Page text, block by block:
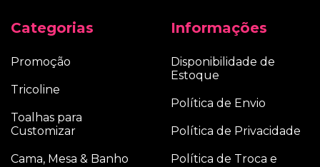
Categorias
Promoção
Tricoline
Toalhas para
Customizar
Cama, Mesa & Banho
Informações
Disponibilidade de
Estoque
Política de Envio
Política de Privacidade
Política de Troca e